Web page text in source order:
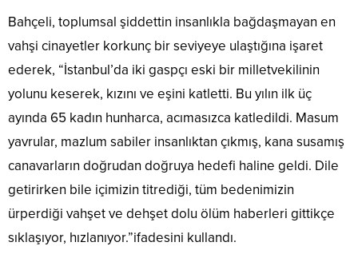
Bahçeli, toplumsal şiddettin insanlıkla bağdaşmayan en
vahşi cinayetler korkunç bir seviyeye ulaştığına işaret
ederek, “İstanbul’da iki gaspçı eski bir milletvekilinin
yolunu keserek, kızını ve eşini katletti. Bu yılın ilk üç
ayında 65 kadın hunharca, acımasızca katledildi. Masum
yavrular, mazlum sabiler insanlıktan çıkmış, kana susamış
canavarların doğrudan doğruya hedefi haline geldi. Dile
getirirken bile içimizin titrediği, tüm bedenimizin
ürperdiği vahşet ve dehşet dolu ölüm haberleri gittikçe
sıklaşıyor, hızlanıyor.”ifadesini kullandı.